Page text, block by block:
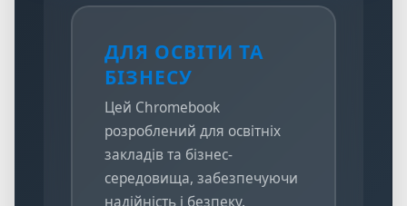
ДЛЯ ОСВІТИ ТА
БІЗНЕСУ
Цей Chromebook
розроблений для освітніх
закладів та бізнес-
середовища, забезпечуючи
надійність і безпеку.